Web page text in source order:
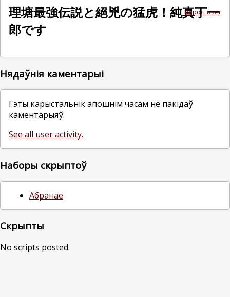
Report user
理塘最強伝説と絕兇の猛虎！純真丁一
郎です
Нядаўнія каментарыі
Гэты карыстальнік апошнім часам не пакідаў
каментарыяў.
See all user activity.
Наборы скрыптоў
Абранае
Скрыпты
No scripts posted.